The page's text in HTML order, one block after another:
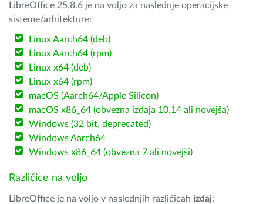
LibreOffice 25.8.6 je na voljo za naslednje operacijske
sisteme/arhitekture:
Linux Aarch64 (deb)
Linux Aarch64 (rpm)
Linux x64 (deb)
Linux x64 (rpm)
macOS (Aarch64/Apple Silicon)
macOS x86_64 (obvezna izdaja 10.14 ali novejša)
Windows (32 bit, deprecated)
Windows Aarch64
Windows x86_64 (obvezna 7 ali novejši)
Različice na voljo
LibreOffice je na voljo v naslednjih različicah izdaj: